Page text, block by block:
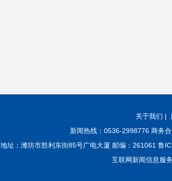
关于我们 |
新闻热线：0536-2998776 商务
地址：潍坊市胜利东街85号广电大厦 邮编：261061 鲁
互联网新闻信息服